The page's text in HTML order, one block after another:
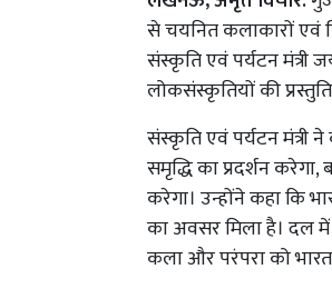
से चयनित कलाकारों एवं
संस्कृति एवं पर्यटन मंत्री
लोकसंस्कृतियों की
संस्कृति एवं पर्यटन मंत्री
समृद्धि का प्रदर्शन
करेगा। उन्होंने कहा कि
का अवसर मिला है। दल में
कला और परंपरा को